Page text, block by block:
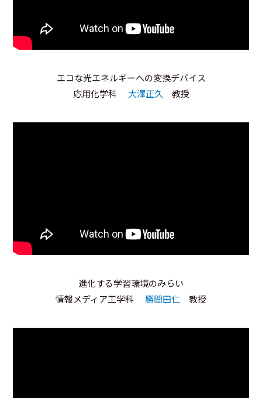
エコな光エネルギーへの変換デバイス
応用化学科 大澤正久 教授
進化する学習環境のみらい
情報メディア工学科 勝間田仁 教授